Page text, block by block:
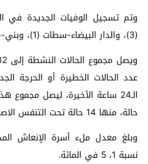
وتم تسجيل الوفيات الجديدة في
(3)، والدار البيضاء-سطات (1)، وبني-ملال-اخنيفرة (1).
حالة، منها 14 حالة تحت التنفس الاصطناعي الاختراقي.
نسبة 1، 5 في المائة.